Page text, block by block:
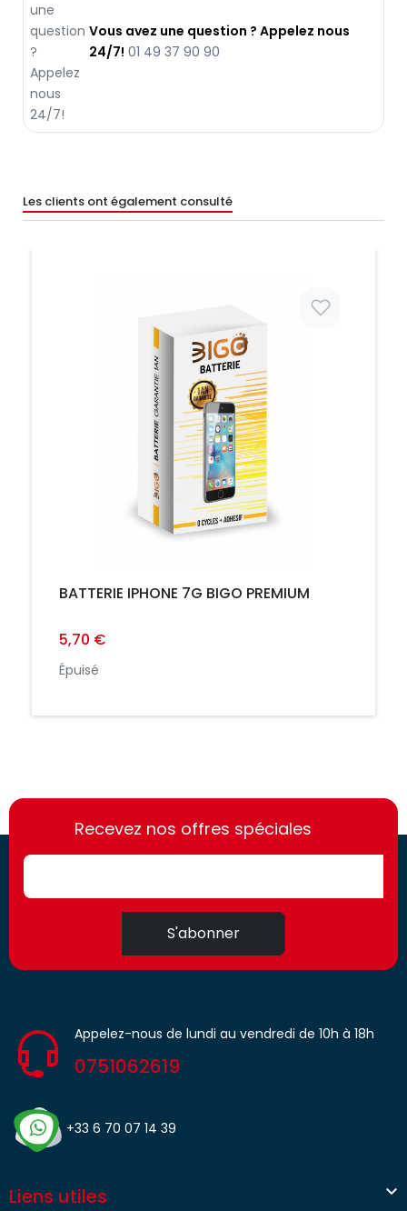
Vous avez une question ? Appelez nous
24/7! 01 49 37 90 90
Les clients ont également consulté
BATTERIE IPHONE 7G BIGO PREMIUM
5,70 €
Épuisé
https://france-
access.fr
https://france-
access.fr
Recevez nos offres spéciales
S'abonner
Appelez-nous de lundi au vendredi de 10h à 18h
0751062619
+33 6 70 07 14 39
Liens utiles 